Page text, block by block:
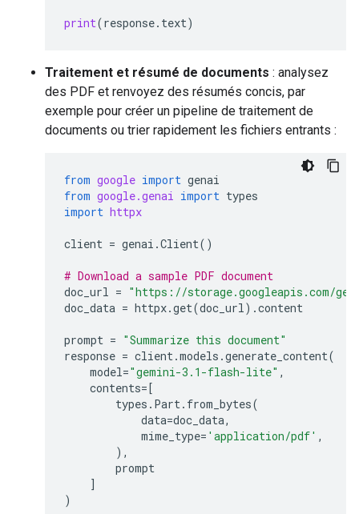
print(response. text)
Traitement et résumé de documents : analysez
des PDF et renvoyez des résumés concis, par
exemple pour créer un pipeline de traitement de
documents ou trier rapidement les fichiers entrants :
from google import genai
from google.genai import types
import httpx
client = genai .Client()
# Download a sample PDF document
doc_url = "https://storage.googleapis.com/
doc_data = httpx.get(doc_url) .content
prompt = "Summarize this document"
response = client.models .generate_content(
model="gemini-3.1-flash-lite" ,
contents=[
types . Part. from_bytes(
data=doc_data,
mime_type= 'application/pdf' ,
),
prompt
]
)